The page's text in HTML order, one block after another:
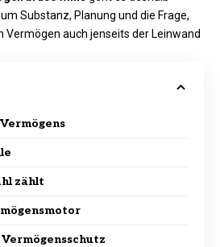
Substanz, Planung und die Frage,
Vermögen auch jenseits der Leinwand
zählt